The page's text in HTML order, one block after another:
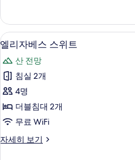
모
두
보
기
스
위
트
세
히
기
엘
리
자
베
스
스
위
트
3
엘리자베스 스위트
산 전망
침실 2개
4명
더블침대 2개
무료 WiFi
자세히 보기
엘